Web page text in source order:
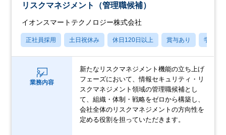
リスクマネジメント（管理職候補）
イオンスマートテクノロジー株式会社
正社員採用 土日祝休み 休日120日以上 賞与あり 学歴不
業務内容
新たなリスクマネジメント機能の立ち上げ
フェーズにおいて、情報セキュリティ・リ
スクマネジメント領域の管理職候補とし
て、組織・体制・戦略をゼロから構築し、
会社全体のリスクマネジメントの方向性を
定める役割を担っていただきます。